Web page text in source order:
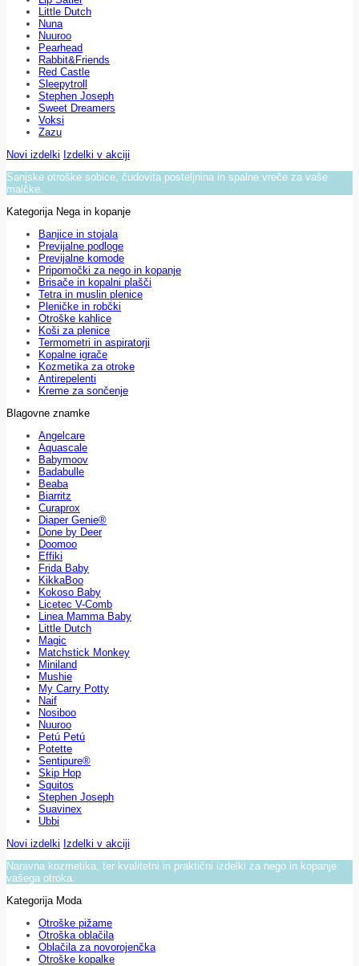
Little Dutch
Nuna
Nuuroo
Pearhead
Rabbit&Friends
Red Castle
Sleepytroll
Stephen Joseph
Sweet Dreamers
Voksi
Zazu
Novi izdelki Izdelki v akciji
Sanjske otroške sobice, čudovita posteljnina in spalne vreče za vaše
malčke.
Kategorija Nega in kopanje
Banjice in stojala
Previjalne podloge
Previjalne komode
Pripomočki za nego in kopanje
Brisače in kopalni plašči
Tetra in muslin plenice
Pleničke in robčki
Otroške kahlice
Koši za plenice
Termometri in aspiratorji
Kopalne igrače
Kozmetika za otroke
Antirepelenti
Kreme za sončenje
Blagovne znamke
Angelcare
Aquascale
Babymoov
Badabulle
Beaba
Biarritz
Curaprox
Diaper Genie®
Done by Deer
Doomoo
Effiki
Frida Baby
KikkaBoo
Kokoso Baby
Licetec V-Comb
Linea Mamma Baby
Little Dutch
Magic
Matchstick Monkey
Miniland
Mushie
My Carry Potty
Naif
Nosiboo
Nuuroo
Petú Petú
Potette
Sentipure®
Skip Hop
Squitos
Stephen Joseph
Suavinex
Ubbi
Novi izdelki Izdelki v akciji
Naravna kozmetika, ter kvalitetni in praktični izdelki za nego in kopanje
vašega otroka.
Kategorija Moda
Otroške pižame
Otroška oblačila
Oblačila za novorojenčka
Otroške kopalke